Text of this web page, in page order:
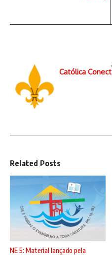
Católica Conect
Related Posts
NE 5: Material lançado pela